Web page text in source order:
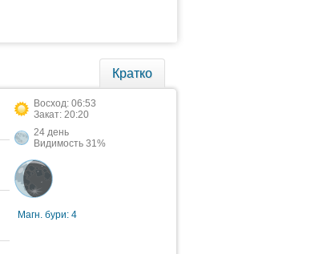
Кратко
Восход: 06:53
Закат: 20:20
24 день
Видимость 31%
Магн. бури: 4